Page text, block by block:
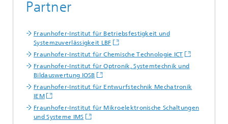
Partner
Fraunhofer-Institut für Betriebsfestigkeit und
Systemzuverlässigkeit LBF
Fraunhofer-Institut für Chemische Technologie ICT
Fraunhofer-Institut für Optronik, Systemtechnik und
Bildauswertung IOSB
Fraunhofer-Institut für Entwurfstechnik Mechatronik
IEM
Fraunhofer-Institut für Mikroelektronische Schaltungen
und Systeme IMS